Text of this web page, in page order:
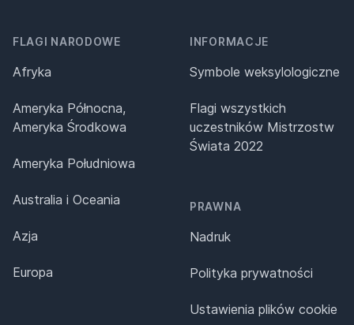
FLAGI NARODOWE
Afryka
Ameryka Północna,
Ameryka Środkowa
Ameryka Południowa
Australia i Oceania
Azja
Europa
INFORMACJE
Symbole weksylologiczne
Flagi wszystkich
uczestników Mistrzostw
Świata 2022
PRAWNA
Nadruk
Polityka prywatności
Ustawienia plików cookie